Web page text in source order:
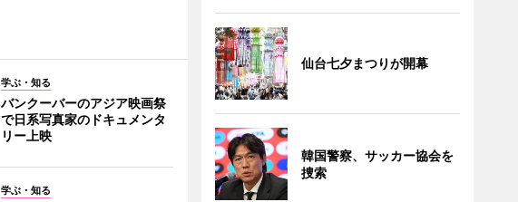
学ぶ・知る
バンクーバーのアジア映画祭
で日系写真家のドキュメンタ
リー上映
学ぶ・知る
仙台七夕まつりが開幕
韓国警察、サッカー協会を
捜索